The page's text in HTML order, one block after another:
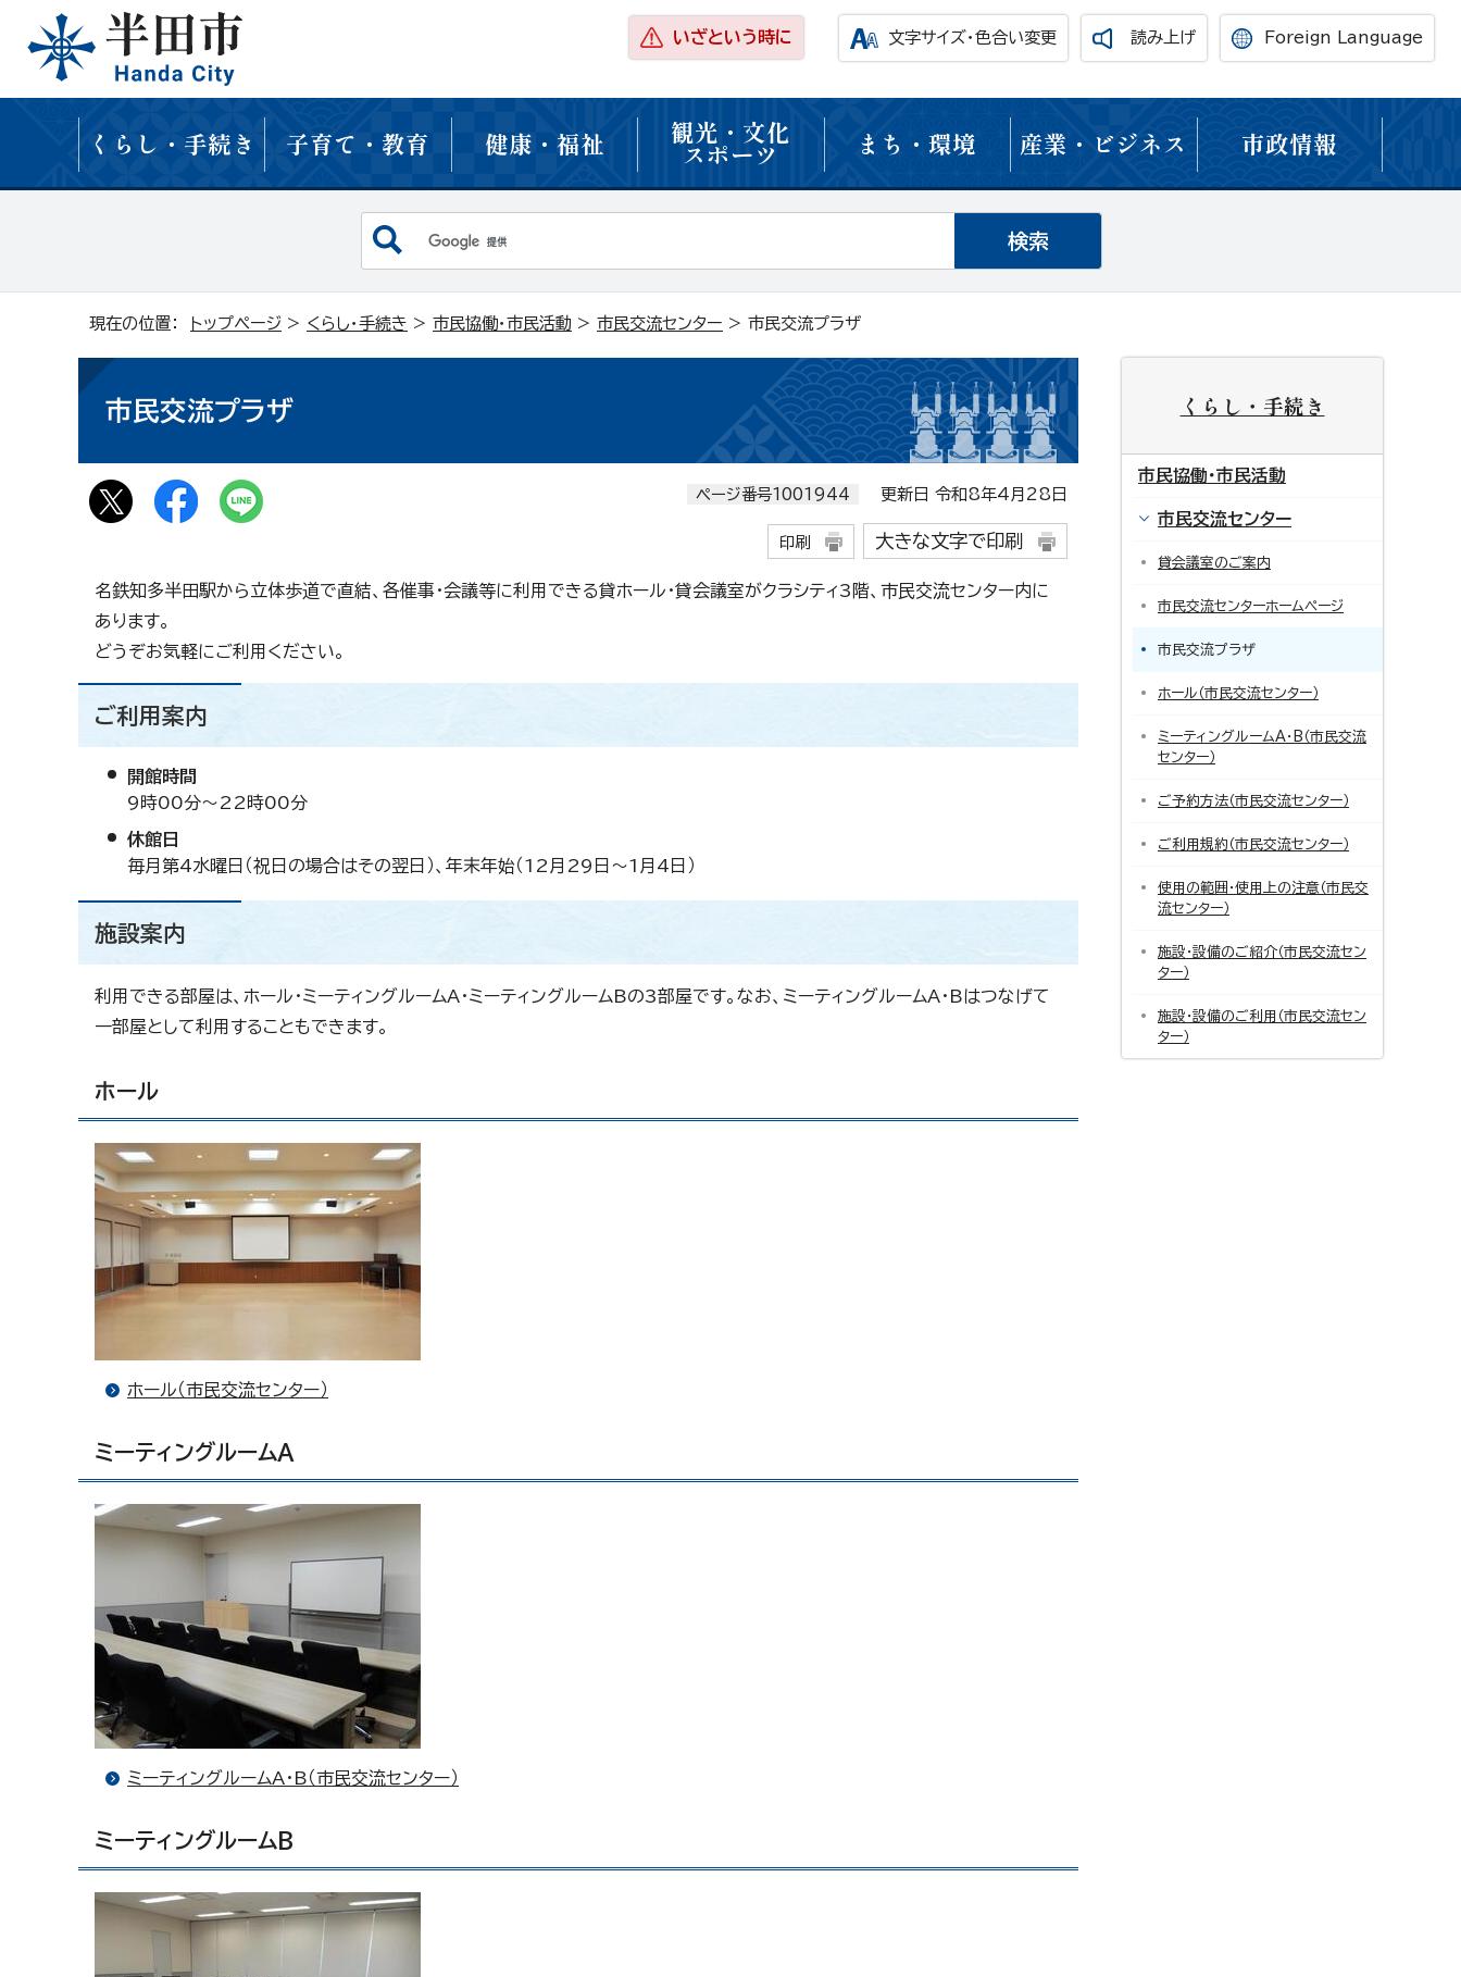
いざという時に 文字サイズ・色合い変更 読み上げ Foreign Language
くらし・手続き 子育て・教育 健康・福祉 観光・文化
スポーツ まち・環境 産業・ビジネス 市政情報
現在の位置： トップページ > くらし・手続き > 市民協働・市民活動 > 市民交流センター > 市民交流プラザ
市民交流プラザ
ページ番号1001944 更新日 令和8年4月28日
印刷 大きな文字で印刷
名鉄知多半田駅から立体歩道で直結、各催事・会議等に利用できる貸ホール・貸会議室がクラシティ3階、市民交流センター内に
あります。
どうぞお気軽にご利用ください。
ご利用案内
開館時間
9時00分～22時00分
休館日
毎月第4水曜日（祝日の場合はその翌日）、年末年始（12月29日～1月4日）
施設案内
利用できる部屋は、ホール・ミーティングルームA・ミーティングルームBの3部屋です。なお、ミーティングルームA・Bはつなげて
一部屋として利用することもできます。
ホール
ホール（市民交流センター）
ミーティングルームA
ミーティングルームA・B（市民交流センター）
ミーティングルームB
くらし・手続き
市民協働・市民活動
市民交流センター
貸会議室のご案内
市民交流センターホームページ
市民交流プラザ
ホール（市民交流センター）
ミーティングルームA・B（市民交流
センター）
ご予約方法（市民交流センター）
ご利用規約（市民交流センター）
使用の範囲・使用上の注意（市民交
流センター）
施設・設備のご紹介（市民交流セン
ター）
施設・設備のご利用（市民交流セン
ター）